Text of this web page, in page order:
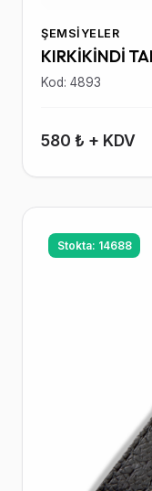
ŞEMSIYELER
KIRKİKİNDİ
Kod: 4893
580 ₺ + KDV
Stokta: 14688